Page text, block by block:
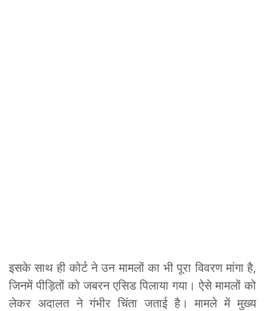
इसके साथ ही कोर्ट ने उन मामलों का भी पूरा विवरण मांगा है,
जिनमें पीड़ितों को जबरन एसिड पिलाया गया। ऐसे मामलों को
लेकर अदालत ने गंभीर चिंता जताई है। मामले में मुख्य